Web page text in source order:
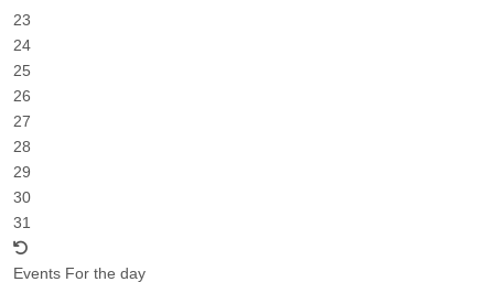
23
24
25
26
27
28
29
30
31
Events For the day